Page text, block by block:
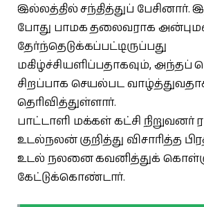
இல்லத்தில் சந்தித்துப் பேசினார்.
போது பாமக தலைவராக
தேர்ந்தெடுக்கப்பட்டிருப்பது
மகிழ்ச்சியளிப்பதாகவும், அந்தப்
சிறப்பாக செயல்பட
தெரிவித்துள்ளார்.
பாட்டாளி மக்கள் கட்சி நிறுவனர்
உடல்நலன் குறித்து விசாரித்த
உடல் நலனை கவனித்துக்
கேட்டுக்கொண்டார்.